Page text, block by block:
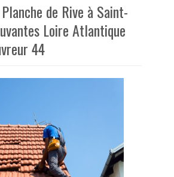
de Rive à Saint-
Loire Atlantique
44